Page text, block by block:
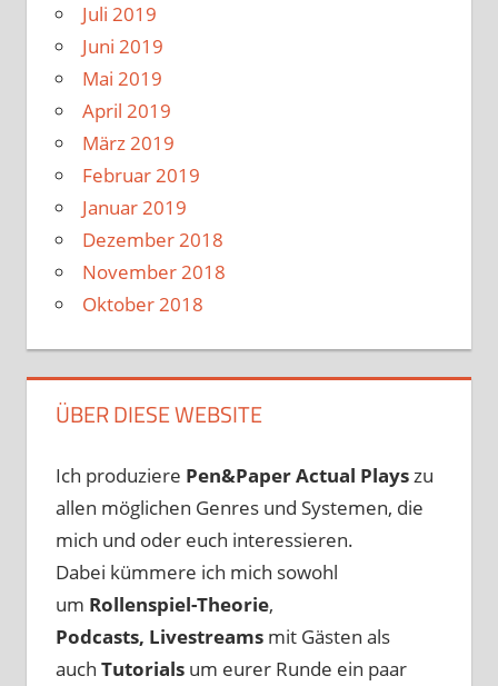
Juli 2019
Juni 2019
Mai 2019
April 2019
März 2019
Februar 2019
Januar 2019
Dezember 2018
November 2018
Oktober 2018
ÜBER DIESE WEBSITE
Ich produziere Pen&PaperActual Plays zu
allen möglichen Genres und Systemen, die
mich und oder euch interessieren.
Dabei kümmere ich mich sowohl
um Rollenspiel-Theorie,
Podcasts, Livestreams mit Gästen als
auch Tutorials um eurer Runde ein paar